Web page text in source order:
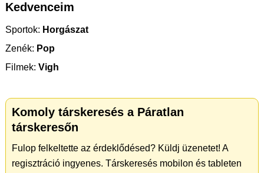
Kedvenceim
Sportok: Horgászat
Zenék: Pop
Filmek: Vigh
Komoly társkeresés a Páratlan
társkeresőn
Fulop felkeltette az érdeklődésed? Küldj üzenetet! A
regisztráció ingyenes. Társkeresés mobilon és tableten